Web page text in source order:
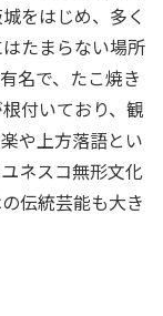
をはじめ、多く
たまらない場所
名で、たこ焼き
付いており、観
や上方落語とい
ネスコ無形文化
伝統芸能も大き